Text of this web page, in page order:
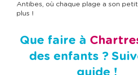
Antibes, où chaque plage a son
plus !
Que faire à
des enfants ?
guide !